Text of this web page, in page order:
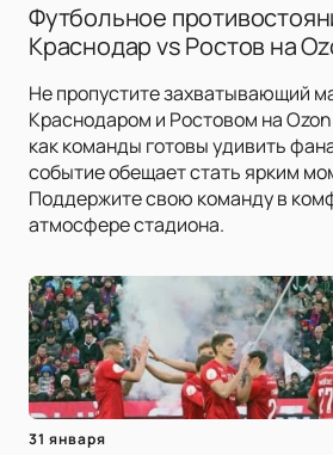
Футбольное
Краснодар vs Ростов на
Не пропустите захватывающий
Краснодаром и Ростовом на
как команды готовы удивить
событие обещает стать ярким
Поддержите свою команду в
атмосфере стадиона.
31 января